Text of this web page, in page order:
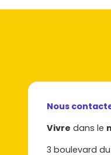
disponibles sur Vivre
Nous
Vivre dans le
3 boulevard